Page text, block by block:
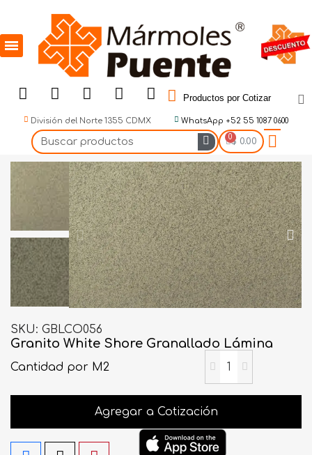
Productos por Cotizar
División del Norte 1355 CDMX WhatsApp +52 55 1087 0600
$ 0.00
SKU GBLCO056
Granito White Shore Granallado Lámina
Cantidad por M2
Agregar a Cotización